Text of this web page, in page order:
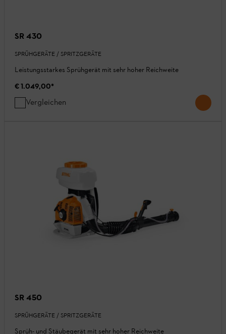
SR 430
SPRÜHGERÄTE / SPRITZGERÄTE
Leistungsstarkes Sprühgerät mit sehr hoher Reichweite
€ 1.049,00*
Vergleichen
SR 450
SPRÜHGERÄTE / SPRITZGERÄTE
Sprüh- und Stäubegerät mit sehr hoher Reichweite